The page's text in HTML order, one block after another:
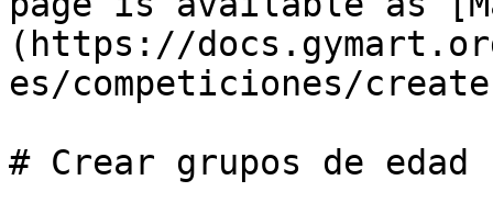
(https://
es/competiciones/
# Crear grupos de edad